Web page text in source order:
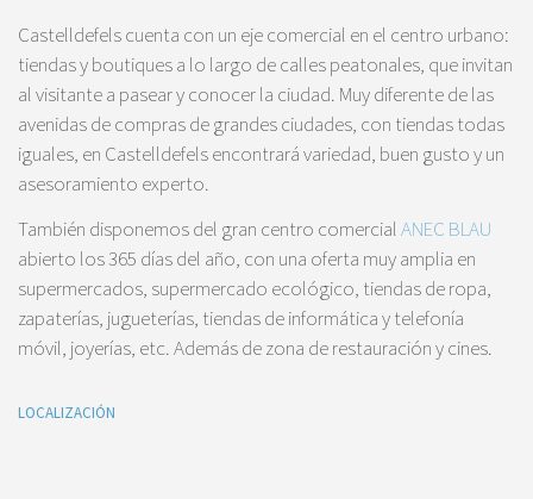
Castelldefels cuenta con un eje comercial en el centro urbano:
tiendas y boutiques a lo largo de calles peatonales, que invitan
al visitante a pasear y conocer la ciudad. Muy diferente de las
avenidas de compras de grandes ciudades, con tiendas todas
iguales, en Castelldefels encontrará variedad, buen gusto y un
asesoramiento experto.
También disponemos del gran centro comercialANEC BLAU
abierto los 365 días del año, con una oferta muy amplia en
supermercados, supermercado ecológico, tiendas de ropa,
zapaterías, jugueterías, tiendas de informática y telefonía
móvil, joyerías, etc. Además de zona de restauración y cines.
LOCALIZACIÓN